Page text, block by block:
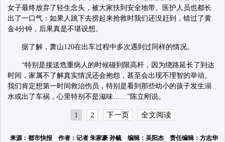
女子最终放弃了轻生念头，被大家扶到安全地带。医护人员也都长
出了一口气：如果人跳下去捞起来抢救时我们还没赶到，错过了黄
金4分钟，后果真是不堪设想。
据了解，萧山120在出车过程中多次遇到过同样的情况。
“特别是接送危重病人的时候碰到限高杆，因为绕路延长了到达
时间，家属不了解真实情况还会抱怨，甚至会出现不理智的举动。
我们肯定想第一时间救治伤员，特别是看到那些幼小的孩子发生溺
水或出了车祸，心里特别不是滋味……”陈立刚说。
1 2 下一页 全文阅读
来源：都市快报 作者：记者 朱家豪 孙毓 编辑：吴阳杰 责任编辑：方志华